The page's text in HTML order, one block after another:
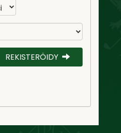
REKISTERÖIDY